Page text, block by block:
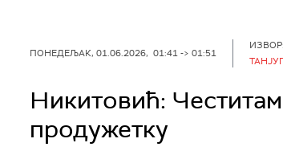
ПОНЕДЕЉАК, 01.06.2026, 01:41 -> 01:51
ИЗВОР:
ТАНЈУГ
Никитовић:
продужетку